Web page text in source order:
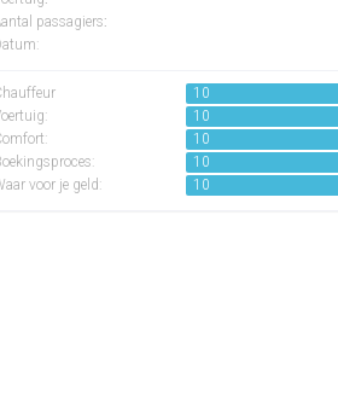
passagiers:
10
10
10
10
voor je geld:
10